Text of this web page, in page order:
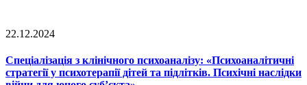
22.12.2024
Спеціалізація з клінічного психоаналізу: «Психоаналітичні
стратегії у психотерапії дітей та підлітків. Психічні наслідки